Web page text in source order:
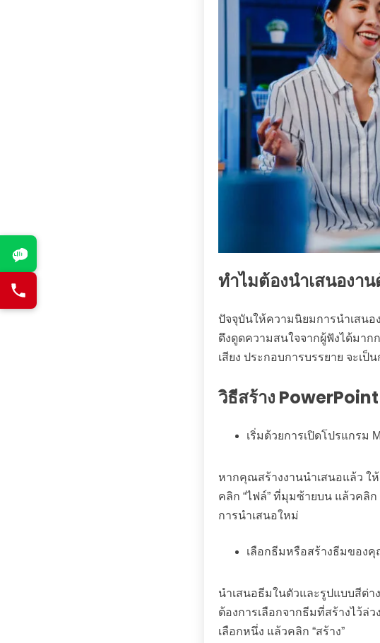
ทำไมต้องนำเสนองาน
ปัจจุบันให้ความนิยมการนำเสนอ
ดึงดูดความสนใจจากผู้ฟังได้มาก
เสียง ประกอบการบรรยาย จะเ
วิธีสร้าง PowerPoint
เริ่มด้วยการเปิดโปรแกรม
หากคุณสร้างงานนำเสนอแล้ว ให้
คลิก “ไฟล์” ที่มุมซ้ายบน แล้วคลิ
การนำเสนอใหม่
เลือกธีมหรือสร้างธีมของคุ
นำเสนอธีมในตัวและรูปแบบสีต่
ต้องการเลือกจากธีมที่สร้างไว้ล่ว
เลือกหนึ่ง แล้วคลิก “สร้าง”